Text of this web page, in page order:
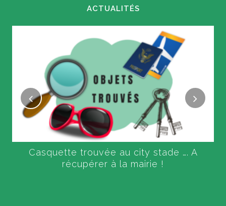
ACTUALITÉS
Casquette trouvée au city stade …. A
récupérer à la mairie !